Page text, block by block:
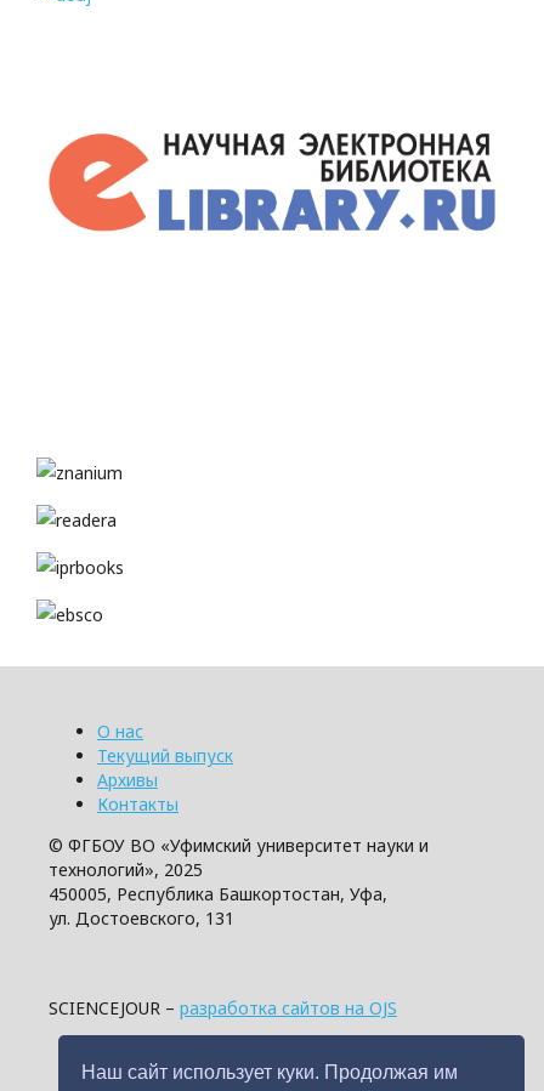
Наш сайт использует куки. Продолжая им
О нас
Текущий выпуск
Архивы
Контакты
© ФГБОУ ВО «Уфимский университет науки и
технологий», 2025
450005, Республика Башкортостан, Уфа,
ул. Достоевского, 131
SCIENCEJOUR – разработка сайтов на OJS